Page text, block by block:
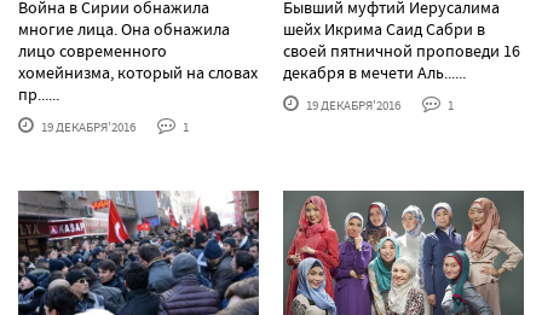
Война в Сирии обнажила
многие лица. Она обнажила
лицо современного
хомейнизма, который на словах
пр......
19 ДЕКАБРЯ'2016 1
Бывший муфтий Иерусалима
шейх Икрима Саид Сабри в
своей пятничной проповеди 16
декабря в мечети Аль......
19 ДЕКАБРЯ'2016 1